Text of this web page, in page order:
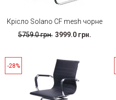
Крісло Solano CF mesh чорне
5759.0 грн. 3999.0 грн.
-28%